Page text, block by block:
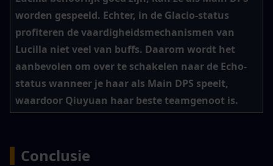
worden gespeeld. Echter, in de Glacio-status
profiteren de vaardigheidsmechanismen van
Lucilla niet veel van buffs. Daarom wordt het
aanbevolen om over te schakelen naar de Echo-
status wanneer je haar als Main DPS speelt,
waardoor Qiuyuan haar beste teamgenoot is.
Conclusie